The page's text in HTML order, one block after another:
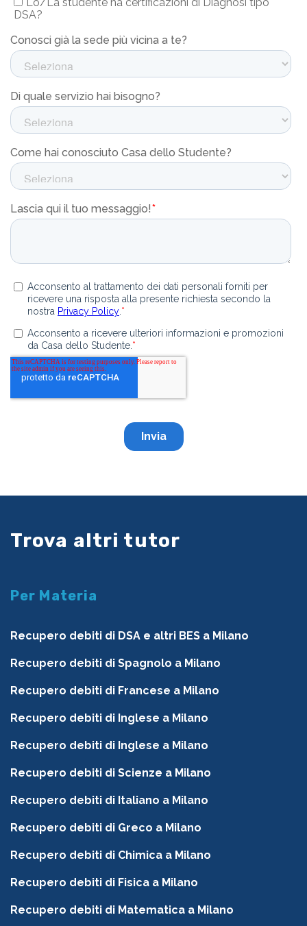
Trova altri tutor
Per Materia
Recupero debiti di DSA e altri BES a Milano
Recupero debiti di Spagnolo a Milano
Recupero debiti di Francese a Milano
Recupero debiti di Inglese a Milano
Recupero debiti di Inglese a Milano
Recupero debiti di Scienze a Milano
Recupero debiti di Italiano a Milano
Recupero debiti di Greco a Milano
Recupero debiti di Chimica a Milano
Recupero debiti di Fisica a Milano
Recupero debiti di Matematica a Milano